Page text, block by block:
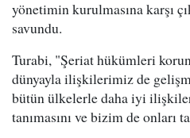
yönetimin kurulmasına karşı
savundu.
Turabi, "Şeriat hükümleri
dünyayla ilişkilerimiz de
bütün ülkelerle daha iyi
tanımasını ve bizim de onları